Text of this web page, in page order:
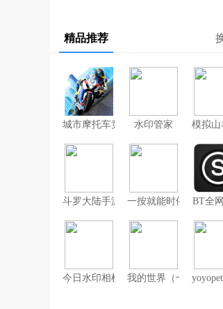
精品推荐
城市摩托车竞赛 水印管家 模拟山
斗罗大陆手游破解版无限钻石
一按就能时停的怀表汉
BT全
今日水印相机（考勤打卡作弊版）
我的世界（七日杀